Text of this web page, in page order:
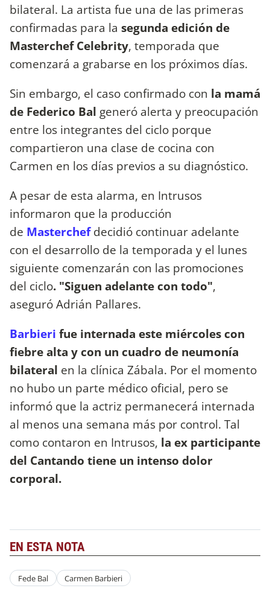
bilateral. La artista fue una de las primeras
confirmadas para la segunda edición de
Masterchef Celebrity, temporada que
comenzará a grabarse en los próximos días.
Sin embargo, el caso confirmado con la mamá
de Federico Bal generó alerta y preocupación
entre los integrantes del ciclo porque
compartieron una clase de cocina con
Carmen en los días previos a su diagnóstico.
A pesar de esta alarma, en Intrusos
informaron que la producción
de Masterchefdecidió continuar adelante
con el desarrollo de la temporada y el lunes
siguiente comenzarán con las promociones
del ciclo. "Siguen adelante con todo",
aseguró Adrián Pallares.
Barbieri fue internada este miércoles con
fiebre alta y con un cuadro de neumonía
bilateral en la clínica Zábala. Por el momento
no hubo un parte médico oficial, pero se
informó que la actriz permanecerá internada
al menos una semana más por control. Tal
como contaron en Intrusos, la ex participante
del Cantando tiene un intenso dolor
corporal.
EN ESTA NOTA
Fede Bal Carmen Barbieri